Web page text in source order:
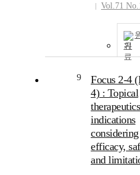
Vol.71
기
9
Focus 2-4
4) : Topical
indications
considering
efficacy,
and